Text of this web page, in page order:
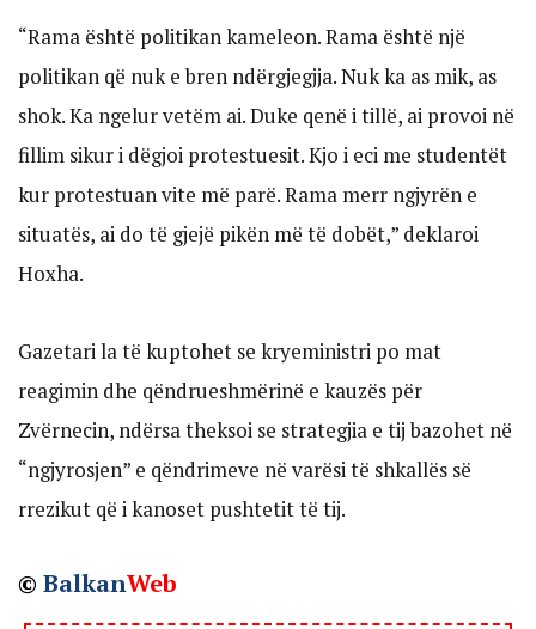
“Rama është politikan kameleon. Rama është një
politikan që nuk e bren ndërgjegjja. Nuk ka as mik, as
shok. Ka ngelur vetëm ai. Duke qenë i tillë, ai provoi në
fillim sikur i dëgjoi protestuesit. Kjo i eci me studentët
kur protestuan vite më parë. Rama merr ngjyrën e
situatës, ai do të gjejë pikën më të dobët,” deklaroi
Hoxha.
Gazetari la të kuptohet se kryeministri po mat
reagimin dhe qëndrueshmërinë e kauzës për
Zvërnecin, ndërsa theksoi se strategjia e tij bazohet në
“ngjyrosjen” e qëndrimeve në varësi të shkallës së
rrezikut që i kanoset pushtetit të tij.
© BalkanWeb